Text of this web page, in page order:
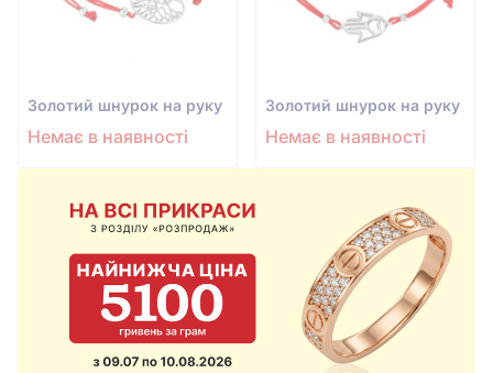
Золотий шнурок на руку
Немає в наявності
Золотий шнурок на руку
Немає в наявності